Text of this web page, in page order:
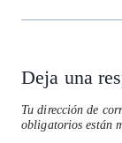
Deja una
Tu dirección de
obligatorios están